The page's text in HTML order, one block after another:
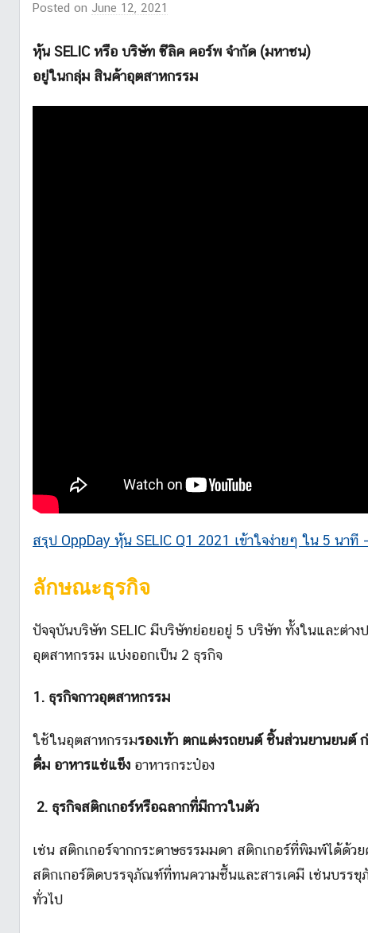
Posted on June 12, 2021
z
u
หุ้น SELIC หรือ บริษัท ซีลิค คอร์พ จำกัด (มหาชน)
อยู่ในกลุ่ม สินค้าอุตสาหกรรม
สรุป OppDay หุ้น SELIC Q1 2021 เข้าใจง่ายๆ ใน 5 นา
ลักษณะธุรกิจ
ปัจจุบันบริษัท SELIC มีบริษัทย่อยอยู่ 5 บริษัท ทั้งในและต่า
อุตสาหกรรม แบ่งออกเป็น 2 ธุรกิจ
1. ธุรกิจกาวอุตสาหกรรม
ใช้ในอุตสาหกรรมรองเท้า ตกแต่งรถยนต์ชิ้นส่วนยานยนต์
ดื่ม อาหารแช่แข็ง อาหารกระป๋อง
2. ธุรกิจสติกเกอร์หรือฉลากที่มีกาวในตัว
เช่น สติกเกอร์จากกระดาษธรรมมดา สติกเกอร์ที่พิมพ์ได้ด้ว
สติกเกอร์ติดบรรจุภัณฑ์ที่ทนความชื้นและสารเคมี เช่นบรร
ทั่วไป